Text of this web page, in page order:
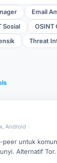
Email
Sosial OSINT
Threat
Android
untuk
Alternatif Tor.